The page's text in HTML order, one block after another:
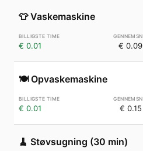
👕 Vaskemaskine
€ 0.01 € 0.09
🍽️ Opvaskemaskine
€ 0.01 € 0.15
🧹 Støvsugning (30 min)